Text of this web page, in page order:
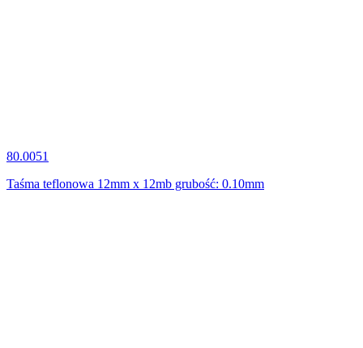
80.0051
Taśma teflonowa 12mm x 12mb grubość: 0.10mm